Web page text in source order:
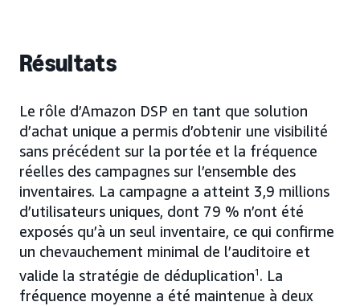
Résultats
Le rôle d’Amazon DSP en tant que solution
d’achat unique a permis d’obtenir une visibilité
sans précédent sur la portée et la fréquence
réelles des campagnes sur l’ensemble des
inventaires. La campagne a atteint 3,9 millions
d’utilisateurs uniques, dont 79 % n’ont été
exposés qu’à un seul inventaire, ce qui confirme
un chevauchement minimal de l’auditoire et
valide la stratégie de déduplication1 . La
fréquence moyenne a été maintenue à deux